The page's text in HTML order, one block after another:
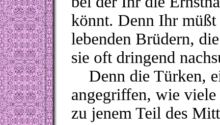
könnt. Denn Ihr müßt
lebenden Brüdern,
sie oft dringend
Denn die Türken,
angegriffen, wie
zu jenem Teil des